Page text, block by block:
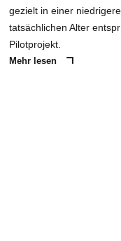
gezielt in einer
tatsächlichen Alter
Pilotprojekt.
Mehr lesen